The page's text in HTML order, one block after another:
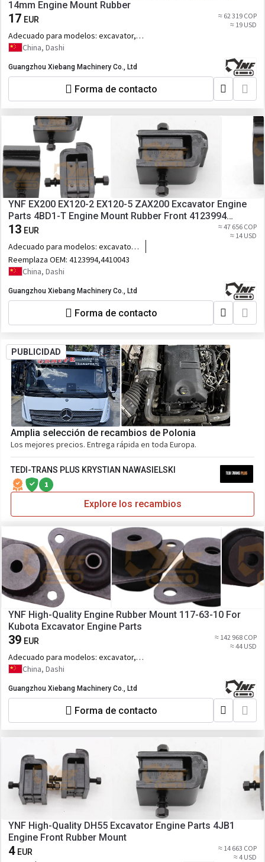
14mm Engine Mount Rubber
17 EUR
≈ 62 319 COP
≈ 19 USD
Adecuado para modelos: excavator,
YC35China, Dashi
Guangzhou Xiebang Machinery Co., Ltd
Forma de contacto
YNF EX200 EX120-2 EX120-5 ZAX200 Excavator Engine
Parts 4BD1-T Engine Mount Rubber Front 4123994
4410043
13 EUR
≈ 47 656 COP
≈ 14 USD
Adecuado para modelos: excavator,
EX200 EX120-2 EX120-5 ZAX200
Reemplaza OEM: 4123994,4410043
China, Dashi
Guangzhou Xiebang Machinery Co., Ltd
Forma de contacto
PUBLICIDAD
Amplia selección de recambios de Polonia
Los mejores precios. Entrega rápida en toda Europa.
TEDI-TRANS PLUS KRYSTIAN NAWASIELSKI
1
Explore los recambios
YNF High-Quality Engine Rubber Mount 117-63-10 For
Kubota Excavator Engine Parts
39 EUR
≈ 142 968 COP
≈ 44 USD
Adecuado para modelos: excavator,
117-63-10
China, Dashi
Guangzhou Xiebang Machinery Co., Ltd
Forma de contacto
YNF High-Quality DH55 Excavator Engine Parts 4JB1
Engine Front Rubber Mount
4 EUR
≈ 14 663 COP
≈ 4 USD